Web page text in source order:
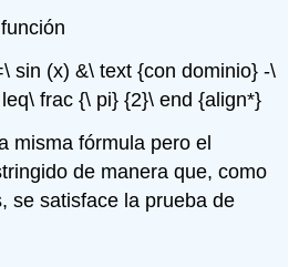
sin (x) &\ text {con dominio} -\
frac {\ pi} {2}\ end {align*}
misma fórmula pero el
de manera que, como
se satisface la prueba de